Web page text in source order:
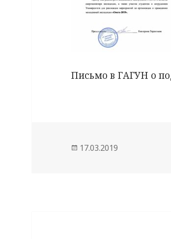
Письмо в ГАГУН о
Опубликовано
17.03.2019